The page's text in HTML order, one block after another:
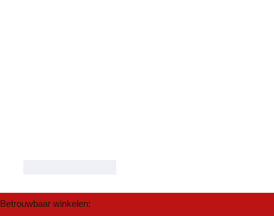
Betrouwbaar winkelen: